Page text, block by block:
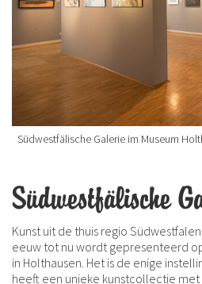
Südwestfälische Galerie im Museum
Südwestfälische
Kunst uit de thuis regio
eeuw tot nu wordt gepresenteerd
in Holthausen. Het is de enige
heeft een unieke kunstcollectie met